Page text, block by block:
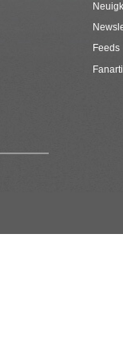
Feeds